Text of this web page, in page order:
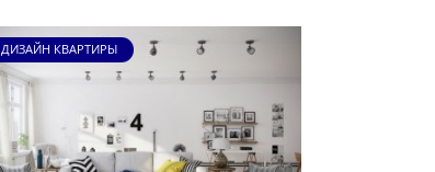
ДИЗАЙН КВАРТИРЫ